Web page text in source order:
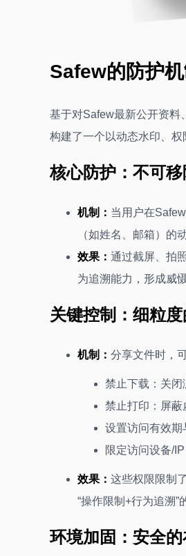
Safew的防护
基于对Safew最新公开资料
构建了一个以动态水印、权
核心防护：不可
机制： 当用户在
（如姓名、邮箱）的
效果： 通过截屏、拍
为追溯能力，形成威
关键控制：细粒
机制： 分享文件时，
禁止下载：关闭
禁止打印：屏蔽
设置访问有效期
限定访问设备/
效果： 这些权限限制
“操作限制+行为追溯”
环境加固：安全